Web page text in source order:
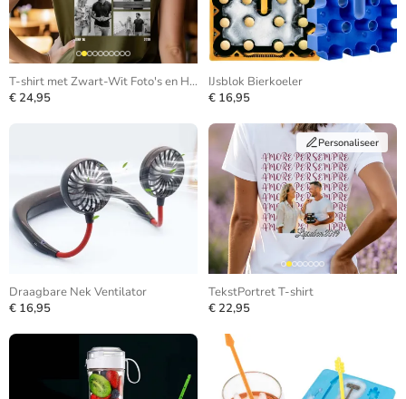
T-shirt met Zwart-Wit Foto's en Herhalende Tekst
€ 24,95
IJsblok Bierkoeler
€ 16,95
Draagbare Nek Ventilator
€ 16,95
Personaliseer
TekstPortret T-shirt
€ 22,95